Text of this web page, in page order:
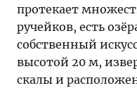
протекает
ручейков, есть
собственный
высотой 20 м,
скалы и